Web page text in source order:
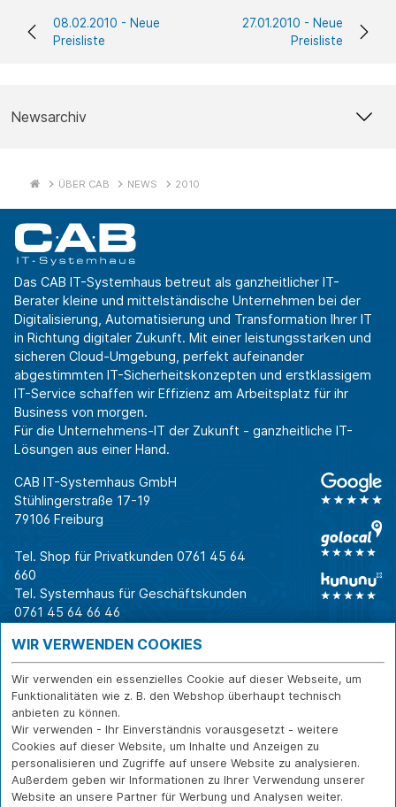
08.02.2010 - Neue
Preisliste
27.01.2010 - Neue
Preisliste
Newsarchiv
ÜBER CAB NEWS 2010
Das CAB IT-Systemhaus betreut als ganzheitlicher IT-
Berater kleine und mittelständische Unternehmen bei der
Digitalisierung, Automatisierung und Transformation Ihrer IT
in Richtung digitaler Zukunft. Mit einer leistungsstarken und
sicheren Cloud-Umgebung, perfekt aufeinander
abgestimmten IT-Sicherheitskonzepten und erstklassigem
IT-Service schaffen wir Effizienz am Arbeitsplatz für ihr
Business von morgen.
Für die Unternehmens-IT der Zukunft - ganzheitliche IT-
Lösungen aus einer Hand.
CAB IT-Systemhaus GmbH
Stühlingerstraße 17-19
79106 Freiburg
Tel. Shop für Privatkunden 0761 45 64
660
Tel. Systemhaus für Geschäftskunden
0761 45 64 66 46
Warum CAB
Für Business-
Entscheider
Für IT-Leiter
Für Privatkunden
Erfolgsgeschichte
n
Branchen
IT für
IT-Security
IT-Infrastruktur
Softwarelösungen
WLAN-Lösungen
IT-Beratung und
Service
Reparatur
Versand- und
Zahlarten
Rücksendung und
Widerruf
WIR VERWENDEN COOKIES
Wir verwenden ein essenzielles Cookie auf dieser Webseite, um
Funktionalitäten wie z. B. den Webshop überhaupt technisch
anbieten zu können.
Wir verwenden - Ihr Einverständnis vorausgesetzt - weitere
Cookies auf dieser Website, um Inhalte und Anzeigen zu
personalisieren und Zugriffe auf unsere Website zu analysieren.
Außerdem geben wir Informationen zu Ihrer Verwendung unserer
Website an unsere Partner für Werbung und Analysen weiter.